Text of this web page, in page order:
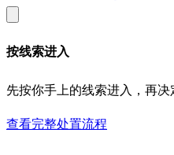
按线索进入
先按你手上的线索进入，再决
查看完整处置流程